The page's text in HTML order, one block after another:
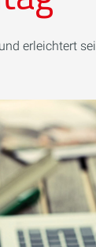
erleichtert